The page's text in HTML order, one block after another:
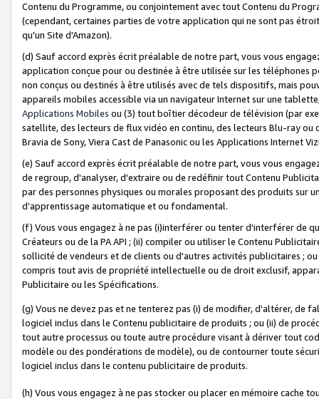
Contenu du Programme, ou conjointement avec tout Contenu du
(cependant, certaines parties de votre application qui ne sont pas
qu'un Site d'Amazon).
(d) Sauf accord exprès écrit préalable de notre part, vous vous
application conçue pour ou destinée à être utilisée sur les téléphones
non conçus ou destinés à être utilisés avec de tels dispositifs, mais
appareils mobiles accessible via un navigateur Internet sur une
Applications Mobiles ou (3) tout boîtier décodeur de télévision (par
satellite, des lecteurs de flux vidéo en continu, des lecteurs Blu-ray
Bravia de Sony, Viera Cast de Panasonic ou les Applications Internet
(e) Sauf accord exprès écrit préalable de notre part, vous vous
de regroup, d'analyser, d'extraire ou de redéfinir tout Contenu
par des personnes physiques ou morales proposant des produits sur
d’apprentissage automatique et ou fondamental.
(f) Vous vous engagez à ne pas (i)interférer ou tenter d'interférer de
Créateurs ou de la PA API ; (ii) compiler ou utiliser le Contenu
sollicité de vendeurs et de clients ou d'autres activités publicitaires ;
compris tout avis de propriété intellectuelle ou de droit exclusif,
Publicitaire ou les Spécifications.
(g) Vous ne devez pas et ne tenterez pas (i) de modifier, d'altérer, de
logiciel inclus dans le Contenu publicitaire de produits ; ou (ii) de
tout autre processus ou toute autre procédure visant à dériver tout
modèle ou des pondérations de modèle), ou de contourner toute
logiciel inclus dans le contenu publicitaire de produits.
(h) Vous vous engagez à ne pas stocker ou placer en mémoire cache